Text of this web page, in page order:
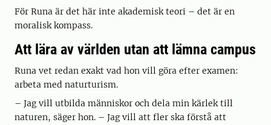
För Runa är det här inte akademisk teori – det är en
moralisk kompass.
Att lära av världen utan att lämna campus
Runa vet redan exakt vad hon vill göra efter examen:
arbeta med naturturism.
– Jag vill utbilda människor och dela min kärlek till
naturen, säger hon. – Jag vill att fler ska förstå att